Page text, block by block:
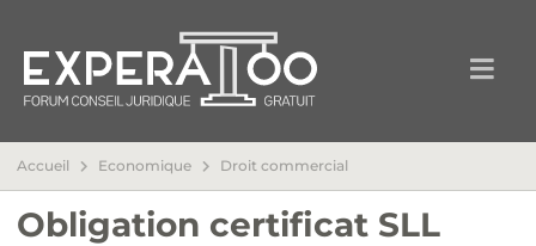
Accueil Economique Droit commercial
Obligation certificat SLL